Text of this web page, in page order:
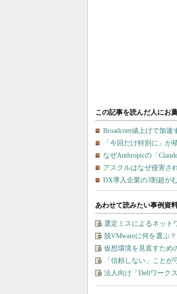
あわせて読みたい事例資
選定ミスによるネット
脱VMwareに何を選ぶ
仮想環境を見直すため
「信頼しない」こと
法人向け「Dellワーク